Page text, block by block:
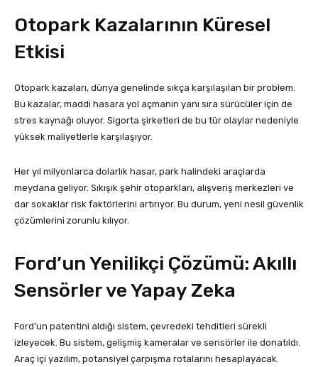
Otopark Kazalarının Küresel
Etkisi
Otopark kazaları, dünya genelinde sıkça karşılaşılan bir problem.
Bu kazalar, maddi hasara yol açmanın yanı sıra sürücüler için de
stres kaynağı oluyor. Sigorta şirketleri de bu tür olaylar nedeniyle
yüksek maliyetlerle karşılaşıyor.
Her yıl milyonlarca dolarlık hasar, park halindeki araçlarda
meydana geliyor. Sıkışık şehir otoparkları, alışveriş merkezleri ve
dar sokaklar risk faktörlerini artırıyor. Bu durum, yeni nesil güvenlik
çözümlerini zorunlu kılıyor.
Ford’un Yenilikçi Çözümü: Akıllı
Sensörler ve Yapay Zeka
Ford’un patentini aldığı sistem, çevredeki tehditleri sürekli
izleyecek. Bu sistem, gelişmiş kameralar ve sensörler ile donatıldı.
Araç içi yazılım, potansiyel çarpışma rotalarını hesaplayacak.